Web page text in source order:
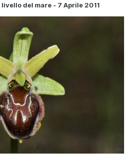
del mare - 7 Aprile 2011